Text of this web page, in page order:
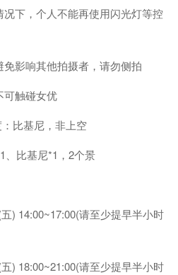
下，个人不能再使用闪光灯等控
影响其他拍摄者，请勿侧拍
可触碰女优
比基尼，非上空
、比基尼*1，2个景
) 14:00~17:00(请至少提早半小时
) 18:00~21:00(请至少提早半小时